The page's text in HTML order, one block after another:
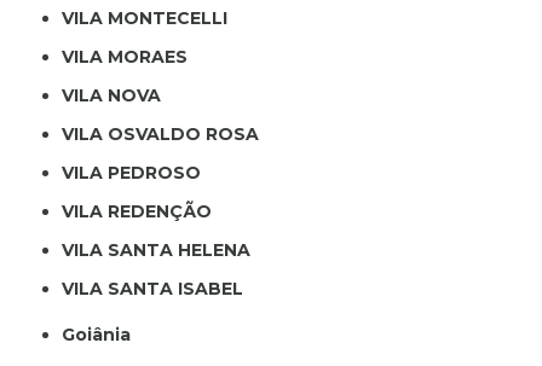
VILA MONTECELLI
VILA MORAES
VILA NOVA
VILA OSVALDO ROSA
VILA PEDROSO
VILA REDENÇÃO
VILA SANTA HELENA
VILA SANTA ISABEL
Goiânia